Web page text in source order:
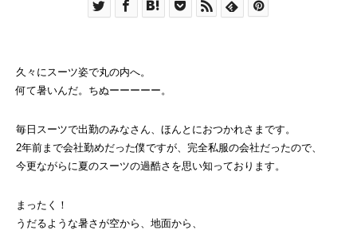
久々にスーツ姿で丸の内へ。
何て暑いんだ。ちぬーーーーー。
毎日スーツで出勤のみなさん、ほんとにおつかれさまです。
2年前まで会社勤めだった僕ですが、完全私服の会社だったので、
今更ながらに夏のスーツの過酷さを思い知っております。
まったく！
うだるような暑さが空から、地面から、